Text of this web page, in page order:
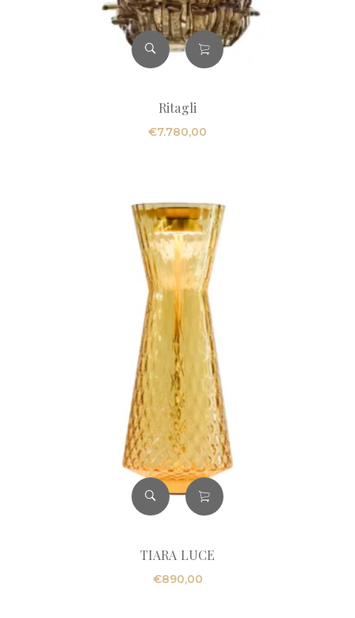
Ritagli
€7.780,00
TIARA LUCE
€890,00